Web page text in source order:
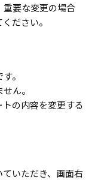
要な変更の場合
ださい。
。
ん。
の内容を変更する
いただき、画面右